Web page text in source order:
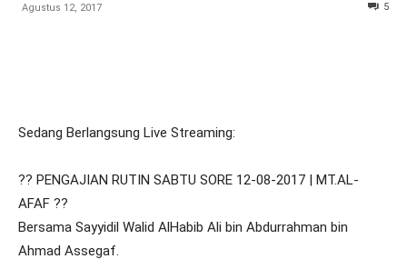
Agustus 12, 2017 5
Sedang Berlangsung Live Streaming:
?? PENGAJIAN RUTIN SABTU SORE 12-08-2017 | MT.AL-
AFAF ??
Bersama Sayyidil Walid AlHabib Ali bin Abdurrahman bin
Ahmad Assegaf.